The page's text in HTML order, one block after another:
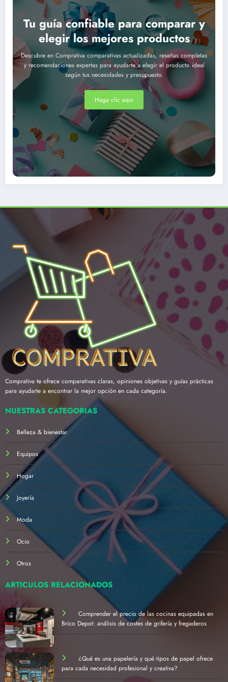
Tu guía confiable para comparar y
elegir los mejores productos
Descubre en Comprativa comparativas actualizadas, reseñas completas
y recomendaciones expertas para ayudarte a elegir el producto ideal
según tus necesidades y presupuesto.
Haga clic aqui
Comprativa te ofrece comparativas claras, opiniones objetivas y guías prácticas
para ayudarte a encontrar la mejor opción en cada categoría.
NUESTRAS CATEGORÍAS
Belleza & bienestar
Equipos
Hogar
Joyería
Moda
Ocio
Otros
ARTÍCULOS RELACIONADOS
Comprender el precio de las cocinas equipadas en
Brico Depot: análisis de costes de grifería y fregaderos
¿Qué es una papelería y qué tipos de papel ofrece
para cada necesidad profesional y creativa?